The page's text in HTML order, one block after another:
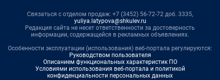
Связаться с отделом продаж: +7 (3452) 56-72-72 доб. 3335,
yuliya.latypova@shkulev.ru
Редакция сайта не несет ответственности за достоверность
информации, содержащейся в рекламных объявлениях.
Особенности эксплуатации (использования) веб-портала регулируются:
Руководством пользователя
Описанием функциональных характеристик ПО
Условиями использования веб-портала и политикой
конфиденциальности персональных данных